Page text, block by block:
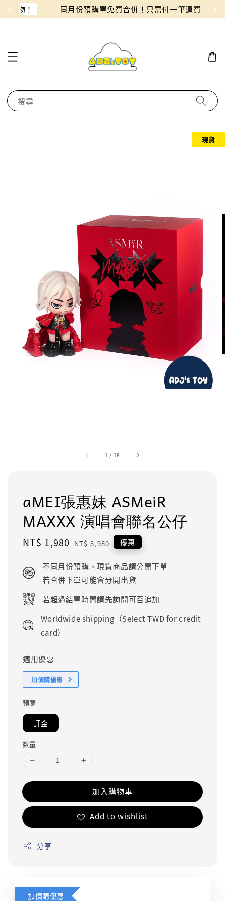
！ 同月份預購單免費合併！只需付一筆運費
搜尋
1 / 18
現貨
aMEI張惠妹 ASMeiR
MAXXX 演唱會聯名公仔
Sale
NT$ 1,980 Regular
NT$ 3,980 優惠
不同月份預購、現貨商品請分開下單
若合併下單可能會分開出貨
若超過結單時間請先詢問可否追加
Worldwide shipping（Select TWD for credit
card）
適用優惠
加價購優惠
預購
訂金
數量
加入購物車
Add to wishlist
分享
加價購優惠